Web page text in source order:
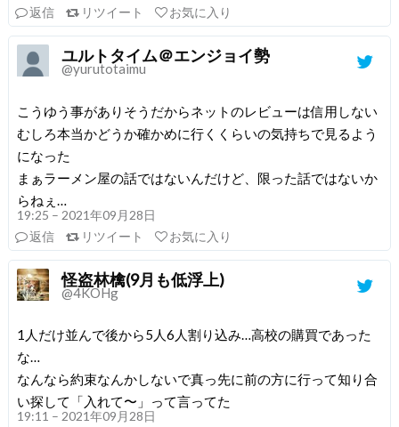
返信 リツイート お気に入り
ユルトタイム＠エンジョイ勢
@yurutotaimu
こうゆう事がありそうだからネットのレビューは信用しない
むしろ本当かどうか確かめに行くくらいの気持ちで見るよう
になった
まぁラーメン屋の話ではないんだけど、限った話ではないか
らねぇ…
19:25 – 2021年09月28日
返信
リツイート お気に入り
怪盗林檎(9月も低浮上)
@4KOHg
1人だけ並んで後から5人6人割り込み…高校の購買であった
な…
なんなら約束なんかしないで真っ先に前の方に行って知り合
い探して「入れて〜」って言ってた
19:11 – 2021年09月28日